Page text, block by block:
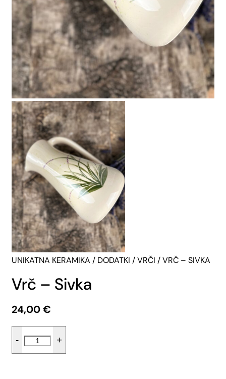
UNIKATNA KERAMIKA / DODATKI /VRČI / VRČ – SIVKA
Vrč – Sivka
24,00€
-
Sivka
+